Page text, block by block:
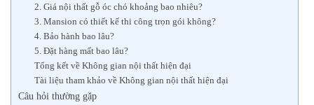
2. Giá nội thất gỗ óc chó khoảng bao nhiêu?
3. Mansion có thiết kế thi công trọn gói không?
4. Bảo hành bao lâu?
5. Đặt hàng mất bao lâu?
Tổng kết về Không gian nội thất hiện đại
Tài liệu tham khảo về Không gian nội thất hiện đại
Câu hỏi thường gặp